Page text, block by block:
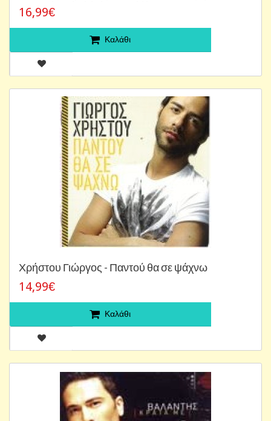
16,99€
Καλάθι
Χρήστου Γιώργος - Παντού θα σε ψάχνω
14,99€
Καλάθι